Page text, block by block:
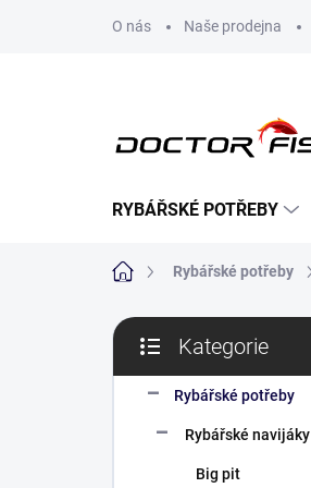
O nás Naše prodejna
RYBÁŘSKÉ POTŘEBY
Domů Rybářské potřeby
P
s
kategorie
Kategorie
Rybářské potřeby
Rybářské navijáky
Big pit